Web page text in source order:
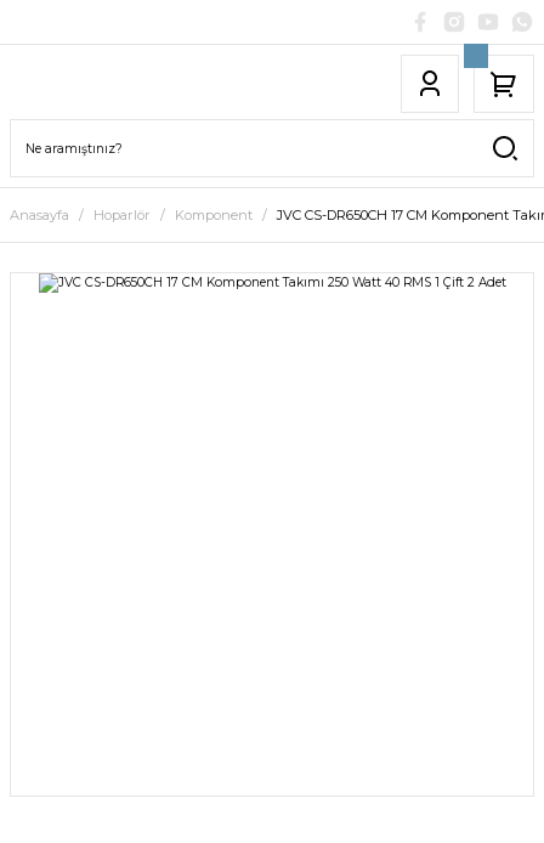
Anasayfa Hoparlör Komponent JVC CS-DR650CH 17 CM Komponent